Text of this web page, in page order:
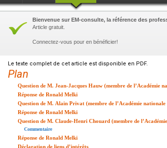
Bienvenue sur EM-consulte, la référence des
Article gratuit.
Connectez-vous pour en bénéficier!
Le texte complet de cet article est disponible en PDF.
Plan
Question de M. Jean-Jacques Hauw (membre de l’Académie
Réponse de Ronald Melki
Question de M. Alain Privat (membre de l’Académie nationale
Réponse de Ronald Melki
Question de M. Claude-Henri Chouard (membre de
Commentaire
Réponse de Ronald Melki
Déclaration de liens d’intérêts